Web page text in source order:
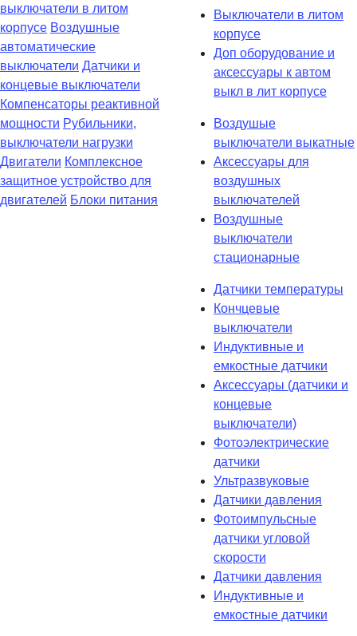
выключатели в литом
корпусе Воздушные
автоматические
выключатели Датчики и
концевые выключатели
Компенсаторы реактивной
мощности Рубильники,
выключатели нагрузки
Двигатели Комплексное
защитное устройство для
двигателей Блоки питания
Выключатели в литом
корпусе
Доп оборудование и
аксессуары к автом
выкл в лит корпусе
Воздушые
выключатели выкатные
Аксессуары для
воздушных
выключателей
Воздушные
выключатели
стационарные
Датчики температуры
Кончцевые
выключатели
Индуктивные и
емкостные датчики
Аксессуары (датчики и
концевые
выключатели)
Фотоэлектрические
датчики
Ультразвуковые
Датчики давления
Фотоимпульсные
датчики угловой
скорости
Датчики давления
Индуктивные и
емкостные датчики